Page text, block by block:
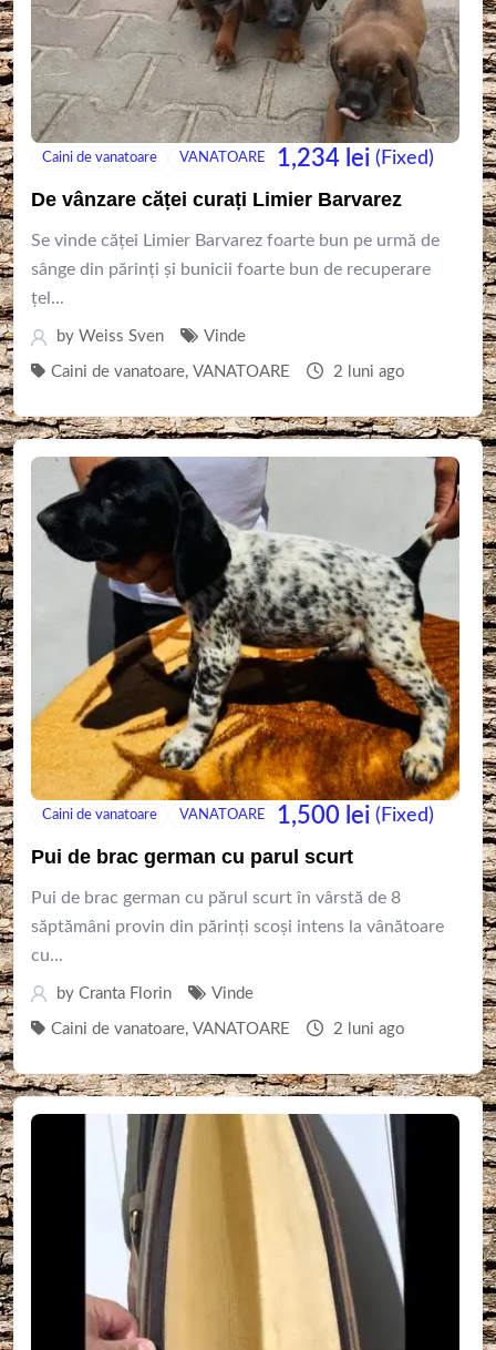
Caini de vanatoare VANATOARE 1,234 lei (Fixed)
De vânzare căței curați Limier Barvarez
Se vinde căței Limier Barvarez foarte bun pe urmă de
sânge din părinți și bunicii foarte bun de recuperare
țel...
by Weiss Sven Vinde
Caini de vanatoare, VANATOARE 2 luni ago
Caini de vanatoare VANATOARE 1,500 lei (Fixed)
Pui de brac german cu parul scurt
Pui de brac german cu părul scurt în vârstă de 8
săptămâni provin din părinți scoși intens la vânătoare
cu...
by Cranta Florin Vinde
Caini de vanatoare, VANATOARE 2 luni ago